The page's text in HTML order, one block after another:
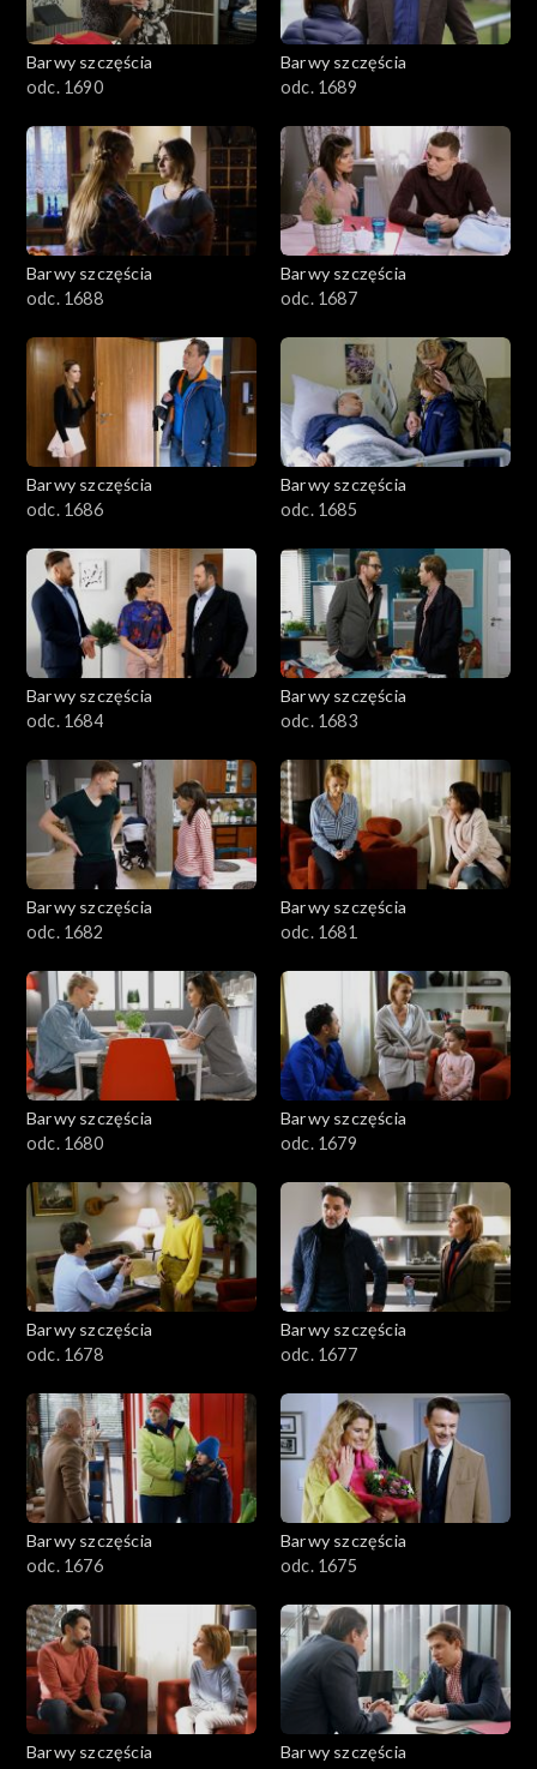
1301–1400
1101–1200
1001–1100
901–1000
801–900
782–800
Barwy szczęścia
odc. 1690
Barwy szczęścia
odc. 1689
Barwy szczęścia
odc. 1688
Barwy szczęścia
odc. 1687
Barwy szczęścia
odc. 1686
Barwy szczęścia
odc. 1685
Barwy szczęścia
odc. 1684
Barwy szczęścia
odc. 1683
Barwy szczęścia
odc. 1682
Barwy szczęścia
odc. 1681
Barwy szczęścia
odc. 1680
Barwy szczęścia
odc. 1679
Barwy szczęścia
odc. 1678
Barwy szczęścia
odc. 1677
Barwy szczęścia
odc. 1676
Barwy szczęścia
odc. 1675
Barwy szczęścia
Barwy szczęścia